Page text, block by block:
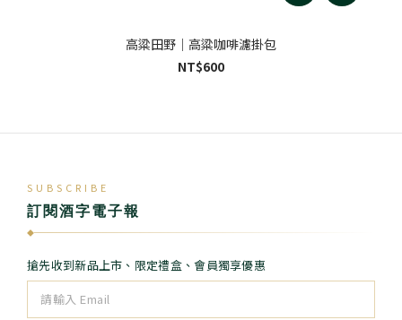
高粱田野｜高粱咖啡濾掛包
NT$600
SUBSCRIBE
訂閱酒字電子報
◆
搶先收到新品上市、限定禮盒、會員獨享優惠